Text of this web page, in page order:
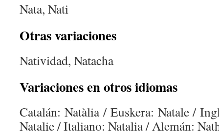
Nata, Nati
Otras variaciones
Natividad, Natacha
Variaciones en otros idiomas
Catalán: Natàlia / Euskera: Natale /
Natalie / Italiano: Natalia / Alemán: